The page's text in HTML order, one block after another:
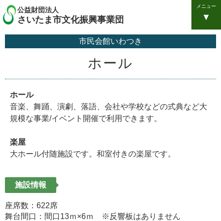
公益財団法人
さいたま市文化振興事業団
メニュー
市民会館いわつき
ホール
ホール
音楽、舞踊、演劇、落語、会社や学校などの式典など大
規模な事業/イベント開催で利用できます。
楽屋
大ホール付随施設です。和室付きの楽屋です。
施設情報
座席数：622席
舞台間口：間口13ｍ×6ｍ ※反響板はありません